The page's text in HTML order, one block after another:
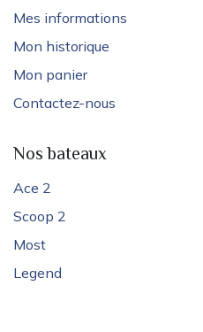
Mes informations
Mon historique
Mon panier
Contactez-nous
Nos bateaux
Ace 2
Scoop 2
Most
Legend